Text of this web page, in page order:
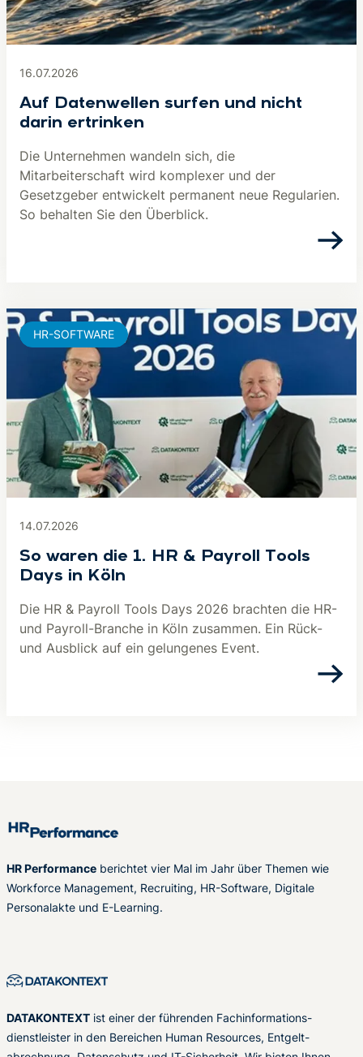
16.07.2026
Auf Datenwellen surfen und nicht
darin ertrinken
Die Unternehmen wandeln sich, die
Mitarbeiterschaft wird komplexer und der
Gesetzgeber entwickelt permanent neue Regularien.
So behalten Sie den Überblick.
14.07.2026
So waren die 1. HR & Payroll Tools
Days in Köln
Die HR & Payroll Tools Days 2026 brachten die HR-
und Payroll-Branche in Köln zusammen. Ein Rück-
und Ausblick auf ein gelungenes Event.
HR-SOFTWARE
HR Performance berichtet vier Mal im Jahr über Themen wie
Workforce Management, Recruiting, HR-Software, Digitale
Personalakte und E-Learning.
DATAKONTEXT ist einer der führenden Fachinformations-
dienstleister in den Bereichen Human Resources, Entgelt-